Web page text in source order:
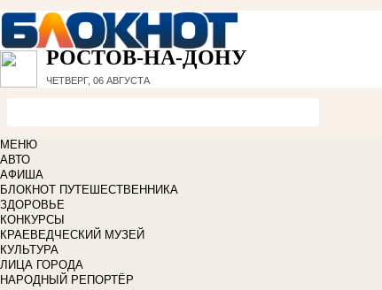
РОСТОВ-НА-ДОНУ
ЧЕТВЕРГ, 06 АВГУСТА
МЕНЮ
АВТО
АФИША
БЛОКНОТ ПУТЕШЕСТВЕННИКА
ЗДОРОВЬЕ
КОНКУРСЫ
КРАЕВЕДЧЕСКИЙ МУЗЕЙ
КУЛЬТУРА
ЛИЦА ГОРОДА
НАРОДНЫЙ РЕПОРТЁР